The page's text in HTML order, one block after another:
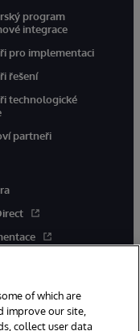
program
integrace
pro implementaci
řešení
technologické
partneři
of which are
improve our site,
collect user data